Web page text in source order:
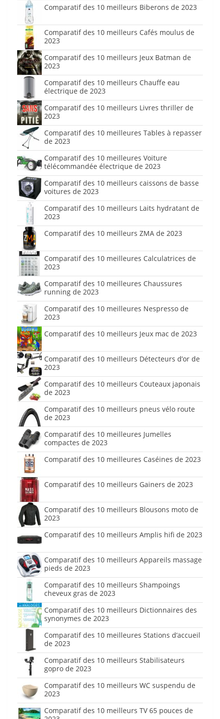
Comparatif des 10 meilleurs Biberons de 2023
Comparatif des 10 meilleurs Cafés moulus de
2023
Comparatif des 10 meilleurs Jeux Batman de
2023
Comparatif des 10 meilleurs Chauffe eau
électrique de 2023
Comparatif des 10 meilleurs Livres thriller de
2023
Comparatif des 10 meilleures Tables à repasser
de 2023
Comparatif des 10 meilleures Voiture
télécommandée électrique de 2023
Comparatif des 10 meilleurs caissons de basse
voitures de 2023
Comparatif des 10 meilleurs Laits hydratant de
2023
Comparatif des 10 meilleurs ZMA de 2023
Comparatif des 10 meilleures Calculatrices de
2023
Comparatif des 10 meilleures Chaussures
running de 2023
Comparatif des 10 meilleures Nespresso de
2023
Comparatif des 10 meilleurs Jeux mac de 2023
Comparatif des 10 meilleurs Détecteurs d’or de
2023
Comparatif des 10 meilleurs Couteaux japonais
de 2023
Comparatif des 10 meilleurs pneus vélo route
de 2023
Comparatif des 10 meilleures Jumelles
compactes de 2023
Comparatif des 10 meilleures Caséines de 2023
Comparatif des 10 meilleurs Gainers de 2023
Comparatif des 10 meilleurs Blousons moto de
2023
Comparatif des 10 meilleurs Amplis hifi de 2023
Comparatif des 10 meilleurs Appareils massage
pieds de 2023
Comparatif des 10 meilleurs Shampoings
cheveux gras de 2023
Comparatif des 10 meilleurs Dictionnaires des
synonymes de 2023
Comparatif des 10 meilleures Stations d’accueil
de 2023
Comparatif des 10 meilleurs Stabilisateurs
gopro de 2023
Comparatif des 10 meilleurs WC suspendu de
2023
Comparatif des 10 meilleurs TV 65 pouces de